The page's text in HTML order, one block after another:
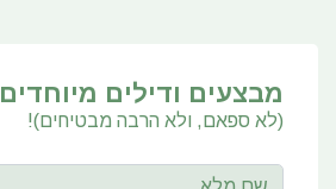
מבצעים ודילים מיוחדים
(לא ספאם, ולא הרבה מבטיחים)!